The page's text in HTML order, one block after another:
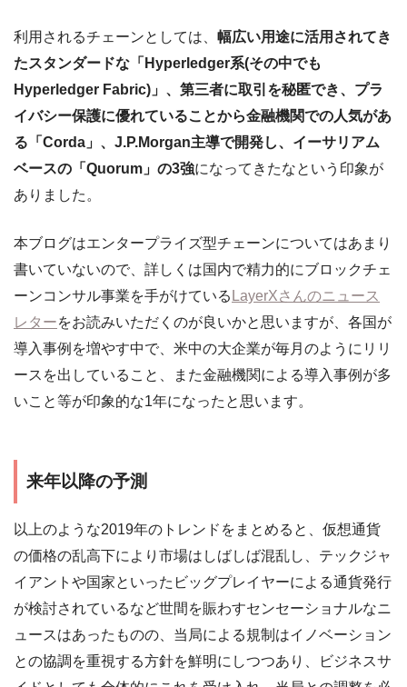
利用されるチェーンとしては、 幅広い用途に活用されてき
たスタンダードな「Hyperledger系(その中でも
Hyperledger Fabric)」、第三者に取引を秘匿でき、プラ
イバシー保護に優れていることから金融機関での人気があ
る「Corda」、J.P.Morgan主導で開発し、イーサリアム
ベースの「Quorum」の3強になってきたなという印象が
ありました。
本ブログはエンタープライズ型チェーンについてはあまり
書いていないので、詳しくは国内で精力的にブロックチェ
ーンコンサル事業を手がけている LayerXさんのニュース
レターをお読みいただくのが良いかと思いますが、各国が
導入事例を増やす中で、米中の大企業が毎月のようにリリ
ースを出していること、また金融機関による導入事例が多
いこと等が印象的な1年になったと思います。
来年以降の予測
以上のような2019年のトレンドをまとめると、仮想通貨
の価格の乱高下により市場はしばしば混乱し、テックジャ
イアントや国家といったビッグプレイヤーによる通貨発行
が検討されているなど世間を賑わすセンセーショナルなニ
ュースはあったものの、当局による規制はイノベーション
との協調を重視する方針を鮮明にしつつあり、ビジネスサ